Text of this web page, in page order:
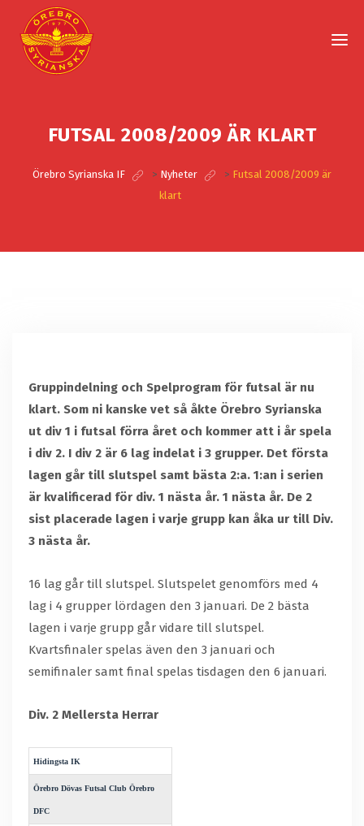
FUTSAL 2008/2009 ÄR KLART
Örebro Syrianska IF > Nyheter > Futsal 2008/2009 är
klart
Gruppindelning och Spelprogram för futsal är nu
klart. Som ni kanske vet så åkte Örebro Syrianska
ut div 1 i futsal förra året och kommer att i år spela
i div 2. I div 2 är 6 lag indelat i 3 grupper. Det första
lagen går till slutspel samt bästa 2:a. 1:an i serien
är kvalificerad för div. 1 nästa år. 1 nästa år. De 2
sist placerade lagen i varje grupp kan åka ur till Div.
3 nästa år.
16 lag går till slutspel. Slutspelet genomförs med 4
lag i 4 grupper lördagen den 3 januari. De 2 bästa
lagen i varje grupp går vidare till slutspel.
Kvartsfinaler spelas även den 3 januari och
semifinaler samt final spelas tisdagen den 6 januari.
Div. 2 Mellersta Herrar
Hidingsta IK
Örebro Dövas Futsal Club Örebro
DFC